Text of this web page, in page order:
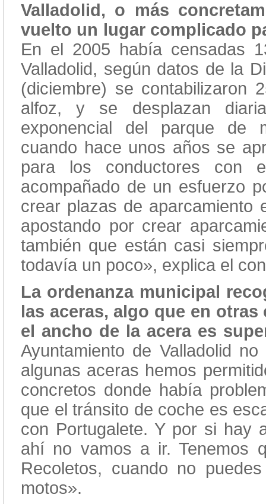
Valladolid, o más
vuelto un lugar complicado
En el 2005 había censadas
Valladolid, según datos de la
(diciembre) se contabilizaron
alfoz, y se desplazan
exponencial del parque de
cuando hace unos años se
para los conductores con
acompañado de un esfuerzo
crear plazas de aparcamiento
apostando por crear
también que están casi
todavía un poco», explica el
La ordenanza municipal
las aceras, algo que en
el ancho de la acera es
Ayuntamiento de Valladolid
algunas aceras hemos
concretos donde había
que el tránsito de coche es
con Portugalete. Y por si hay
ahí no vamos a ir. Tenemos
Recoletos, cuando no
motos».